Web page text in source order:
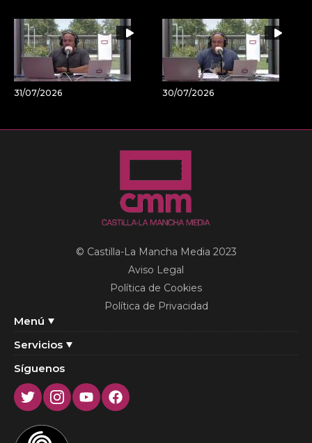
31/07/2026 30/07/2026
Menú
Servicios
© Castilla-La Mancha Media 2023
Aviso Legal
Política de Cookies
Política de Privacidad
Síguenos
TwitterInstagram
YoutubeFacebook